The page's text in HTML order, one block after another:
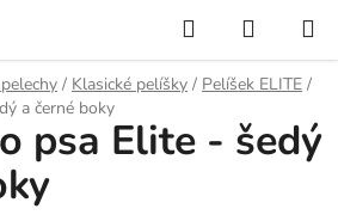
Hledat
KOŠÍK
/ Klasické pelíšky / Pelíšek ELITE /
a černé boky
psa Elite - šedý